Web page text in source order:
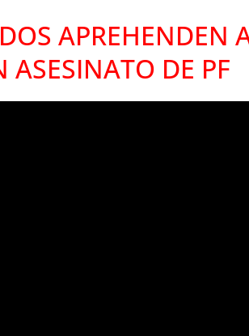
APREHENDEN
ASESINATO DE PF